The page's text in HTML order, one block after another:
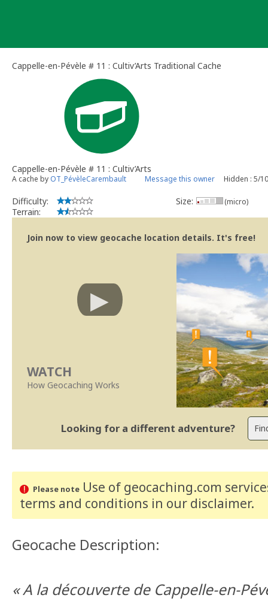
Cappelle-en-Pévèle # 11 : Cultiv’Arts Traditional Cache
Cappelle-en-Pévèle # 11 : Cultiv’Arts
A cache by OT_PévèleCarembault Message this owner Hidden : 5/
Difficulty:
Terrain:
Size: (micro)
Join now to view geocache location details. It's free!
WATCH
How Geocaching Works
Looking for a different adventure?
Please noteUse of geocaching.com
terms and conditions in our disclaimer.
Geocache Description:
« A la découverte de Cappelle-en-